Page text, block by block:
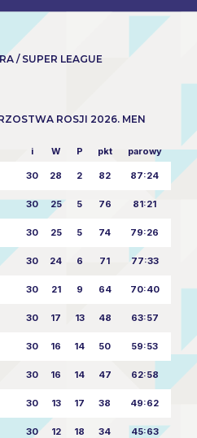
/ SUPER LEAGUE
ROSJI 2026. MEN
i W P pkt parowy
30 28 2 82 87:24
30 25 5 76 81:21
30 25 5 74 79:26
30 24 6 71 77:33
30 21 9 64 70:40
30 17 13 48 63:57
30 16 14 50 59:53
30 16 14 47 62:58
30 13 17 38 49:62
30 12 18 34 45:63